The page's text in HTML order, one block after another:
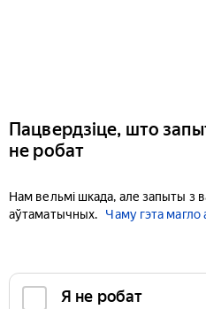
Пацвердзіце, што
не робат
Нам вельмі шкада, але запыты з
аўтаматычных.
Чаму гэта магло
Я не робат